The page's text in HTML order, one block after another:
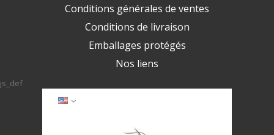
Conditions générales de ventes
Conditions de livraison
Emballages protégés
Nos liens
js_def